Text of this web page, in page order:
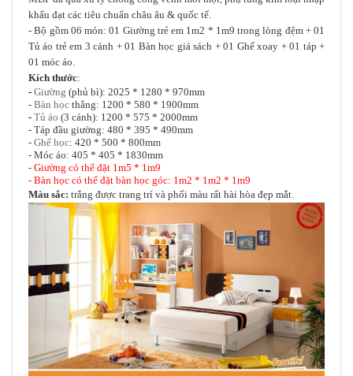
khẩu đạt các tiêu chuẩn châu âu & quốc tế.
- Bộ gồm 06 món: 01 Giường trẻ em 1m2 * 1m9 trong lòng đệm + 01
Tủ áo trẻ em 3 cánh + 01 Bàn học giá sách + 01 Ghế xoay + 01 táp +
01 móc áo.
Kích thước:
- Giường (phủ bì): 2025 * 1280 * 970mm
- Bàn học thẳng: 1200 * 580 * 1900mm
- Tủ áo (3 cánh): 1200 * 575 * 2000mm
- Táp đầu giường: 480 * 395 * 490mm
- Ghế học: 420 * 500 * 800mm
- Móc áo: 405 * 405 * 1830mm
- Giường có thể đặt 1m5 * 1m9
- Bàn học có thể đặt bàn học góc: 1m2 * 1m2 * 1m9
Màu sắc: trắng được trang trí và phối màu rất hài hòa đẹp mắt.